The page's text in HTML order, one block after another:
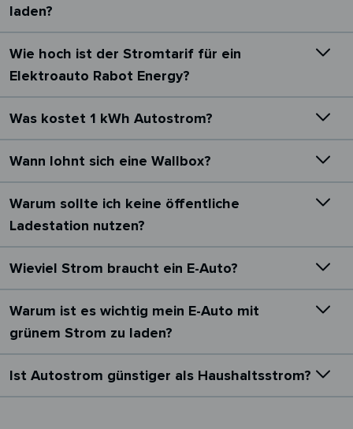
laden?
Wie hoch ist der Stromtarif für ein
Elektroauto Rabot Energy?
Was kostet 1 kWh Autostrom?
Wann lohnt sich eine Wallbox?
Warum sollte ich keine öffentliche
Ladestation nutzen?
Wieviel Strom braucht ein E-Auto?
Warum ist es wichtig mein E-Auto mit
grünem Strom zu laden?
Ist Autostrom günstiger als Haushaltsstrom?